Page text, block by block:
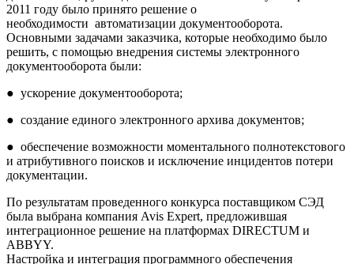
2011 году было принято решение о
необходимости автоматизации документооборота.
Основными задачами заказчика, которые необходимо было
решить, с помощью внедрения системы электронного
документооборота были:
● ускорение документооборота;
● создание единого электронного архива документов;
● обеспечение возможности моментального полнотекстового
и атрибутивного поисков и исключение инцидентов потери
документации.
По результатам проведенного конкурса поставщиком СЭД
была выбрана компания Avis Expert, предложившая
интеграционное решение на платформах DIRECTUM и
ABBYY.
Настройка и интеграция программного обеспечения